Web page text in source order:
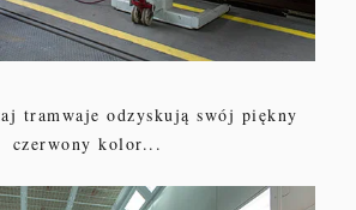
tramwaje odzyskują swój piękny
czerwony kolor...